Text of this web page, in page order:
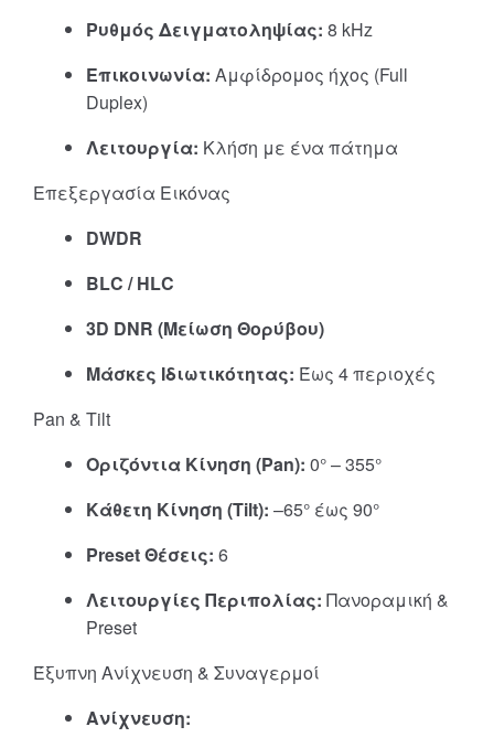
Ρυθμός Δειγματοληψίας: 8 kHz
Επικοινωνία: Αμφίδρομος ήχος (Full
Duplex)
Λειτουργία: Κλήση με ένα πάτημα
Επεξεργασία Εικόνας
DWDR
BLC / HLC
3D DNR (Μείωση Θορύβου)
Μάσκες Ιδιωτικότητας: Έως 4 περιοχές
Pan & Tilt
Οριζόντια Κίνηση (Pan): 0° – 355°
Κάθετη Κίνηση (Tilt): –65° έως 90°
Preset Θέσεις: 6
Λειτουργίες Περιπολίας: Πανοραμική &
Preset
Έξυπνη Ανίχνευση & Συναγερμοί
Ανίχνευση: